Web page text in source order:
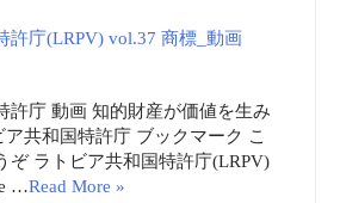
許庁(LRPV) vol.37 商標_動画
許庁 動画 知的財産が価値を生み
共和国特許庁 ブックマーク こ
ぞ ラトビア共和国特許庁(LRPV)
…Read More »